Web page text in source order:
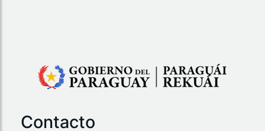
Contacto